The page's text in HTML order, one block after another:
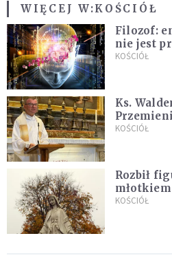
WIĘCEJ W:KOŚCIÓŁ
Filozof:
nie jest
sztucznej
KOŚCIÓŁ
Ks.
do
KOŚCIÓŁ
Rozbił
nagranie
KOŚCIÓŁ